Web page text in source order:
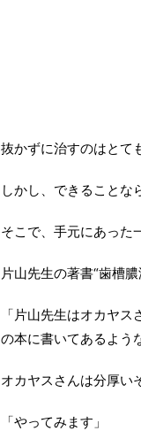
抜かずに治すのはとて
しかし、できることな
そこで、手元にあった
片山先生の著書“歯槽
「片山先生はオカヤ
の本に書いてあるよう
オカヤスさんは分厚い
「やってみます」